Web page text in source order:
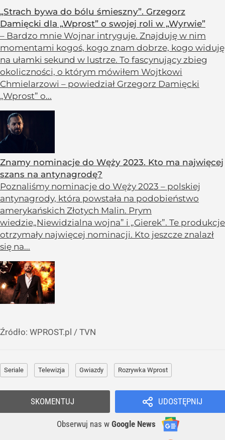
„Strach bywa do bólu śmieszny”. Grzegorz
Damięcki dla „Wprost” o swojej roli w „Wyrwie”
– Bardzo mnie Wojnar intryguje. Znajduję w nim
momentami kogoś, kogo znam dobrze, kogo widuję
na ułamki sekund w lustrze. To fascynujący zbieg
okoliczności, o którym mówiłem Wojtkowi
Chmielarzowi – powiedział Grzegorz Damięcki
„Wprost” o...
Znamy nominacje do Węży 2023. Kto ma najwięcej
szans na antynagrodę?
Poznaliśmy nominacje do Węży 2023 – polskiej
antynagrody, która powstała na podobieństwo
amerykańskich Złotych Malin. Prym
wiedzie„Niewidzialna wojna” i „Gierek”. Te produkcje
otrzymały najwięcej nominacji. Kto jeszcze znalazł
się na...
Źródło: WPROST.pl / TVN
Seriale Telewizja Gwiazdy Rozrywka Wprost
UDOSTĘPNIJ
Obserwuj nas w Google News
SKOMENTUJ